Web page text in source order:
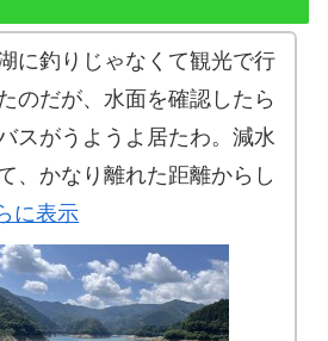
に釣りじゃなくて観光で行
のだが、水面を確認したら
スがうようよ居たわ。減水
、かなり離れた距離からし
に表示